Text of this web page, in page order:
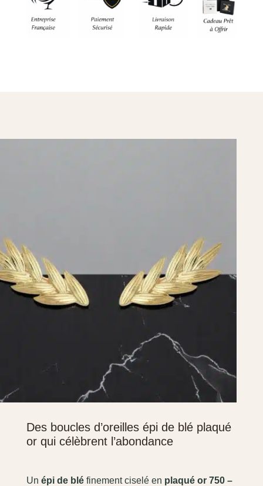
Des boucles d’oreilles épi de blé plaqué
or qui célèbrent l’abondance
Un épi de bléfinement ciselé en plaqué or 750 –